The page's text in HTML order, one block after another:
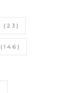
(23)
(146)